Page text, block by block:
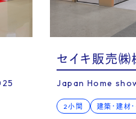
セイキ販売㈱
Japan Home
2小間 建築・建材